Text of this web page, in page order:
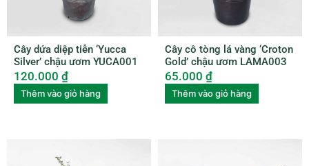
Cây dứa diệp tiễn ‘Yucca
Silver’ chậu ươm YUCA001
120.000 ₫
Thêm vào giỏ hàng
Cây cô tòng lá vàng ‘Croton
Gold’ chậu ươm LAMA003
65.000 ₫
Thêm vào giỏ hàng